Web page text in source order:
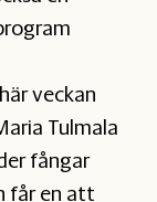
veckan
Tulmala
fångar
får en att